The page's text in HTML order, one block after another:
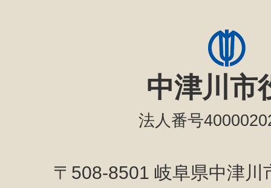
中津川市
法人番号
〒508-8501 岐阜県中津